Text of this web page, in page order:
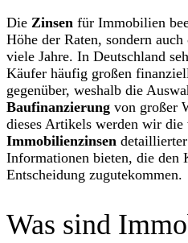
Die Zinsen für Immobilien
Höhe der Raten, sondern
viele Jahre. In Deutschland
Käufer häufig großen
gegenüber, weshalb die
Baufinanzierung von großer
dieses Artikels werden wir die
Immobilienzinsen
Informationen bieten, die den
Entscheidung zugutekommen.
Was sind